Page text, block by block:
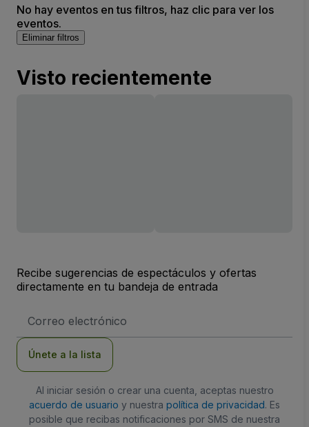
No hay eventos en tus filtros, haz clic para ver los
eventos.
Eliminar filtros
Visto recientemente
Recibe sugerencias de espectáculos y ofertas
directamente en tu bandeja de entrada
de
Únete a la lista
Al iniciar sesión o crear una cuenta, aceptas nuestro
acuerdo de usuario y nuestra política de privacidad. Es
posible que recibas notificaciones por SMS de nuestra